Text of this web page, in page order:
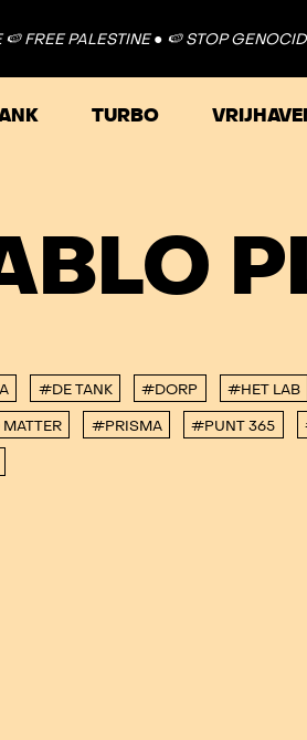
PALESTINE ● 🍉 STOP GENOCIDE
TURBO
#DE TANK #DORP #HET LAB
#PRISMA #PUNT 365